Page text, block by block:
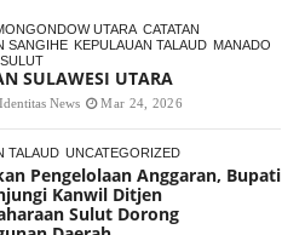
UTARA CATATAN
SANGIHE KEPULAUAN TALAUD MANADO
SULUT
SULAWESI UTARA
News Mar 24, 2026
TALAUD UNCATEGORIZED
Pengelolaan Anggaran, Bupati
Kanwil Ditjen
Sulut Dorong